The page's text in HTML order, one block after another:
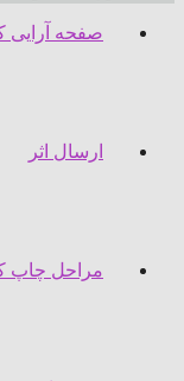
صفحه آرایی
ارسال اثر
مراحل چاپ